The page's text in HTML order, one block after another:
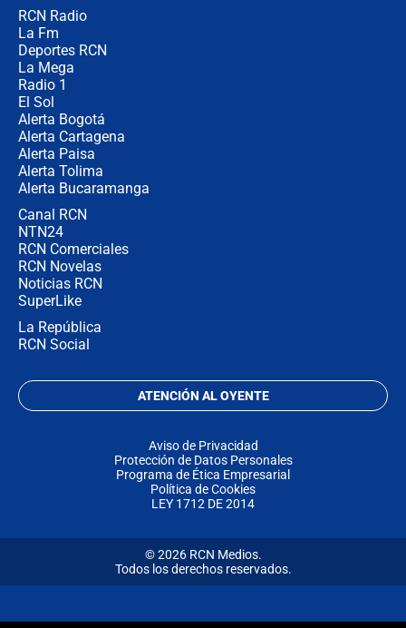
RCN Radio
La Fm
Deportes RCN
La Mega
Radio 1
El Sol
Alerta Bogotá
Alerta Cartagena
Alerta Paisa
Alerta Tolima
Alerta Bucaramanga
Canal RCN
NTN24
RCN Comerciales
RCN Novelas
Noticias RCN
SuperLike
La República
RCN Social
ATENCIÓN AL OYENTE
Aviso de Privacidad
Protección de Datos Personales
Programa de Ética Empresarial
Política de Cookies
LEY 1712 DE 2014
© 2026 RCN Medios.
Todos los derechos reservados.